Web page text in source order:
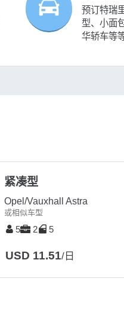
预订特瑞
型、小面
华轿车等
紧凑型
Opel/Vauxhall Astra
或相似车型
5 2 5
USD 11.51/日